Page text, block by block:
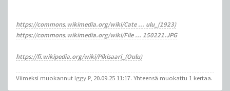
https://commons.wikimedia.org/wiki/Cate ... ulu_(1923)
https://commons.wikimedia.org/wiki/File ... 150221.JPG
https://fi.wikipedia.org/wiki/Pikisaari_(Oulu)
Viimeksi muokannut Iggy.P, 20.09.25 11:17. Yhteensä muokattu 1 kertaa.